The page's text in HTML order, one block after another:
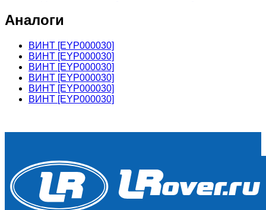
Аналоги
ВИНТ [EYP000030]
ВИНТ [EYP000030]
ВИНТ [EYP000030]
ВИНТ [EYP000030]
ВИНТ [EYP000030]
ВИНТ [EYP000030]